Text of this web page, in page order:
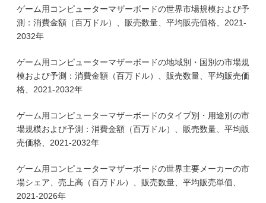
ゲーム用コンピューターマザーボードの世界市場規模および予
測：消費金額（百万ドル）、販売数量、平均販売価格、2021-
2032年
ゲーム用コンピューターマザーボードの地域別・国別の市場規
模および予測：消費金額（百万ドル）、販売数量、平均販売価
格、2021-2032年
ゲーム用コンピューターマザーボードのタイプ別・用途別の市
場規模および予測：消費金額（百万ドル）、販売数量、平均販
売価格、2021-2032年
ゲーム用コンピューターマザーボードの世界主要メーカーの市
場シェア、売上高（百万ドル）、販売数量、平均販売単価、
2021-2026年